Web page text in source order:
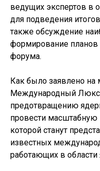
ведущих экспертов в
для подведения
также обсуждение
формирование планов
форума.
Как было заявлено на
Международный
предотвращению
провести
которой станут
известных
работающих в области